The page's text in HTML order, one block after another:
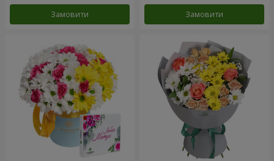
Замовити Замовити